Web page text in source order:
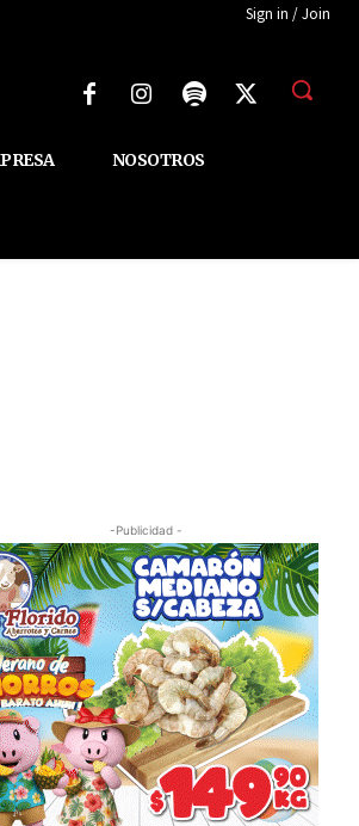
Sign in / Join
NOSOTROS
-Publicidad -